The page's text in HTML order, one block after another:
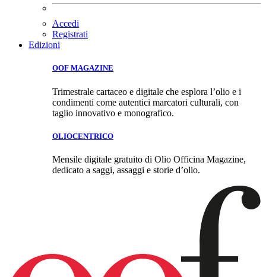
Accedi
Registrati
Edizioni
OOF MAGAZINE
Trimestrale cartaceo e digitale che esplora l’olio e i
condimenti come autentici marcatori culturali, con
taglio innovativo e monografico.
OLIOCENTRICO
Mensile digitale gratuito di Olio Officina Magazine,
dedicato a saggi, assaggi e storie d’olio.